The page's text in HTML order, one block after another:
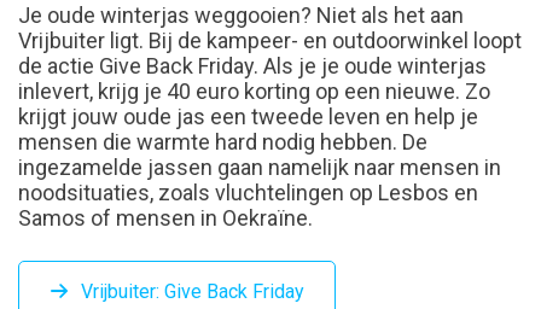
Je oude winterjas weggooien? Niet als het aan
Vrijbuiter ligt. Bij de kampeer- en outdoorwinkel loopt
de actie Give Back Friday. Als je je oude winterjas
inlevert, krijg je 40 euro korting op een nieuwe. Zo
krijgt jouw oude jas een tweede leven en help je
mensen die warmte hard nodig hebben. De
ingezamelde jassen gaan namelijk naar mensen in
noodsituaties, zoals vluchtelingen op Lesbos en
Samos of mensen in Oekraïne.
Vrijbuiter: Give Back Friday